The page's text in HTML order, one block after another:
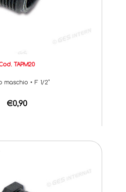
TAPM20
maschio • F 1/2"
€0,90